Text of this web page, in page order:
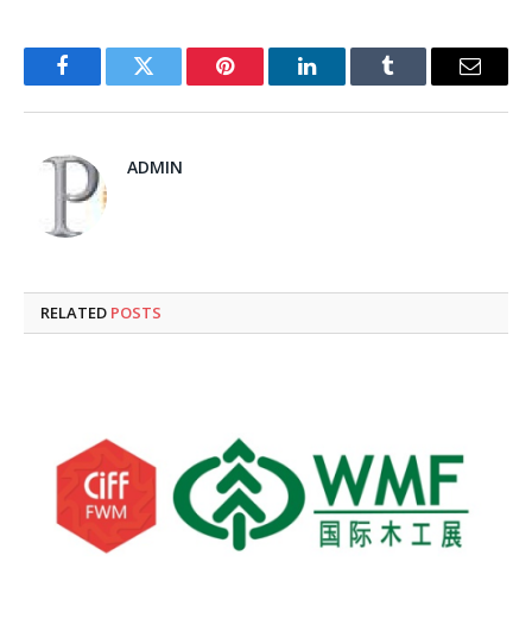
FacebookTwitter Pinterest LinkedInTumblr Email
ADMIN
RELATED POSTS